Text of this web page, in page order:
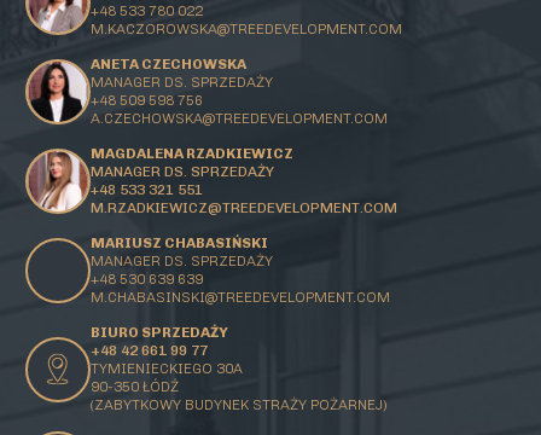
+48 533 780 022
M.KACZOROWSKA@TREEDEVELOPMENT.COM
ANETA CZECHOWSKA
MANAGER DS. SPRZEDAŻY
+48 509 598 756
A.CZECHOWSKA@TREEDEVELOPMENT.COM
MAGDALENA RZADKIEWICZ
MANAGER DS. SPRZEDAŻY
+48 533 321 551
M.RZADKIEWICZ@TREEDEVELOPMENT.COM
MARIUSZ CHABASIŃSKI
MANAGER DS. SPRZEDAŻY
+48 530 639 639
M.CHABASINSKI@TREEDEVELOPMENT.COM
BIURO SPRZEDAŻY
+48 42 661 99 77
TYMIENIECKIEGO 30A
90-350 ŁÓDŹ
(ZABYTKOWY BUDYNEK STRAŻY POŻARNEJ)